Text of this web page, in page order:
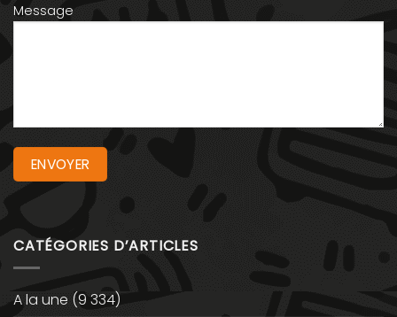
Message
CATÉGORIES D’ARTICLES
A la une (9 334)